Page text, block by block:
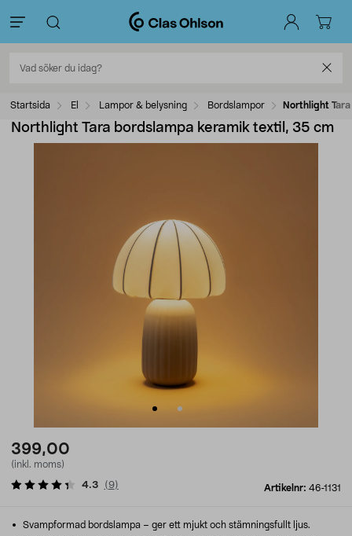
Startsida El Lampor & belysning Bordslampor Northlight
Northlight Tara bordslampa keramik textil, 35 cm
399,00
(inkl. moms)
Artikelnr: 46-1131
4.3 (9)
Svampformad bordslampa – ger ett mjukt och stämningsfullt ljus.